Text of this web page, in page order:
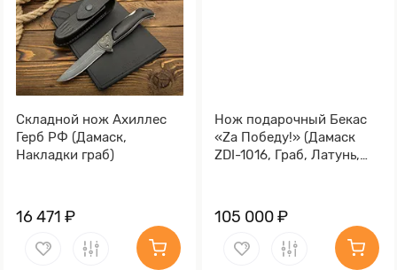
Складной нож Ахиллес
Герб РФ (Дамаск,
Накладки граб)
16 471 ₽
Нож подарочный Бекас
«Za Победу!» (Дамаск
ZDI-1016, Граб, Латунь,
105 000 ₽